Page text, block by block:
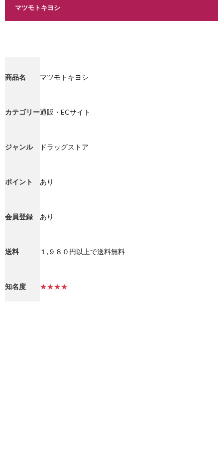
マツモトキヨシ
商品名 マツモトキヨシ
カテゴリー通販・ECサイト
ジャンル ドラッグストア
ポイント あり
会員登録 あり
送料 １,９８０円以上で送料無料
知名度 ★★★★